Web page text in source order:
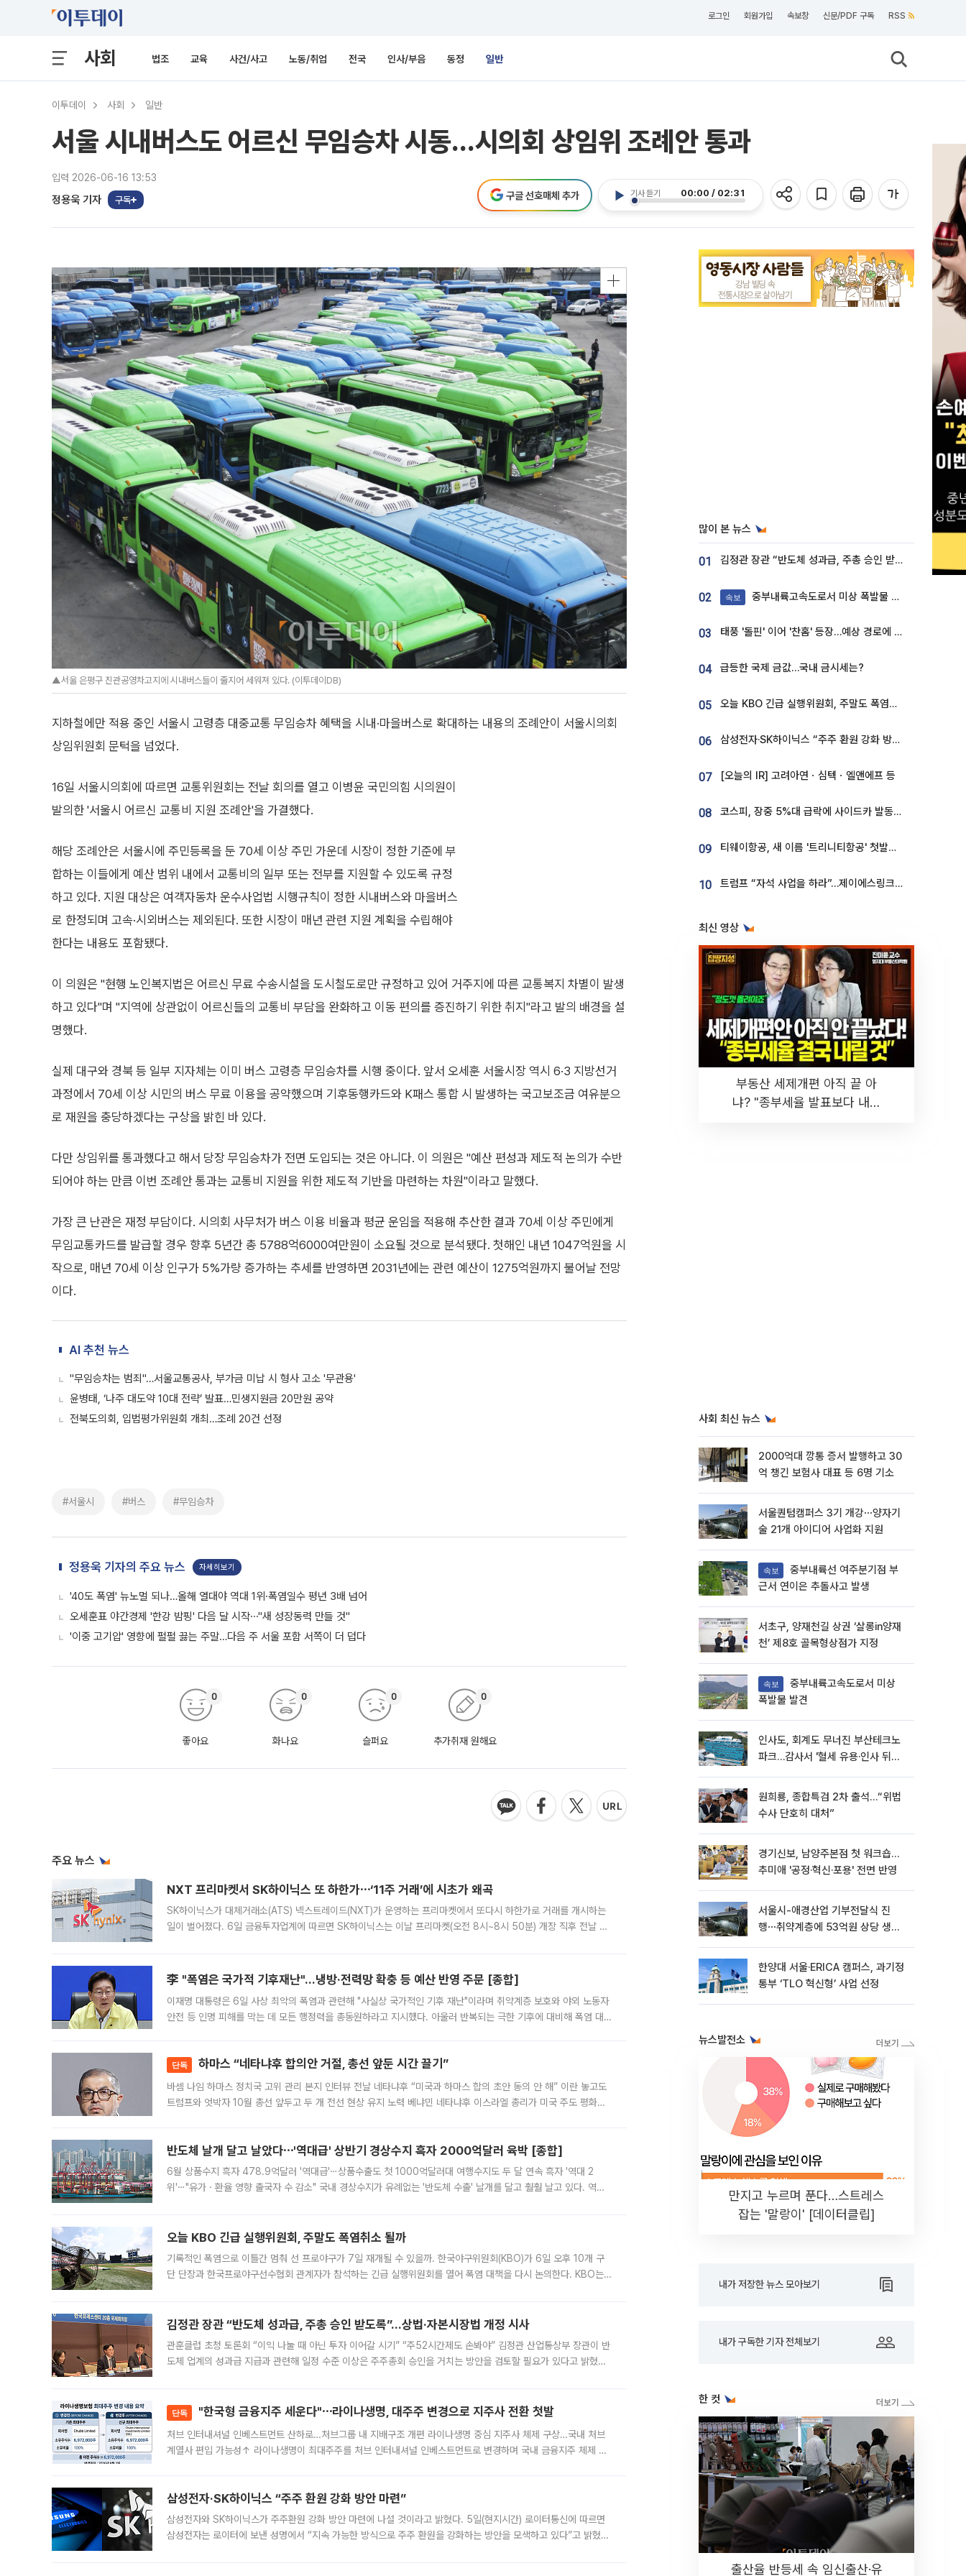
로그인 회원가입 속보창 신문/PDF 구독 RSS
사회 법조 교육 사건/사고 노동/취업 전국 인사/부음 동정 일반
이투데이 사회 일반
서울 시내버스도 어르신 무임승차 시동…시의회 상임위 조례안 통과
입력 2026-06-16 13:53
정용욱 기자 구독
기사 듣기 00:00 / 02:31
구글 선호매체 추가
▲서울 은평구 진관공영차고지에 시내버스들이 줄지어 세워져 있다. (이투데이DB)
지하철에만 적용 중인 서울시 고령층 대중교통 무임승차 혜택을 시내·마을버스로 확대하는 내용의 조례안이 서울시의회
상임위원회 문턱을 넘었다.
16일 서울시의회에 따르면 교통위원회는 전날 회의를 열고 이병윤 국민의힘 시의원이
발의한 '서울시 어르신 교통비 지원 조례안'을 가결했다.
해당 조례안은 서울시에 주민등록을 둔 70세 이상 주민 가운데 시장이 정한 기준에 부
합하는 이들에게 예산 범위 내에서 교통비의 일부 또는 전부를 지원할 수 있도록 규정
하고 있다. 지원 대상은 여객자동차 운수사업법 시행규칙이 정한 시내버스와 마을버스
로 한정되며 고속·시외버스는 제외된다. 또한 시장이 매년 관련 지원 계획을 수립해야
한다는 내용도 포함됐다.
이 의원은 "현행 노인복지법은 어르신 무료 수송시설을 도시철도로만 규정하고 있어 거주지에 따른 교통복지 차별이 발생
하고 있다"며 "지역에 상관없이 어르신들의 교통비 부담을 완화하고 이동 편의를 증진하기 위한 취지"라고 발의 배경을 설
명했다.
실제 대구와 경북 등 일부 지자체는 이미 버스 고령층 무임승차를 시행 중이다. 앞서 오세훈 서울시장 역시 6·3 지방선거
과정에서 70세 이상 시민의 버스 무료 이용을 공약했으며 기후동행카드와 K패스 통합 시 발생하는 국고보조금 여유분으
로 재원을 충당하겠다는 구상을 밝힌 바 있다.
다만 상임위를 통과했다고 해서 당장 무임승차가 전면 도입되는 것은 아니다. 이 의원은 "예산 편성과 제도적 논의가 수반
되어야 하는 만큼 이번 조례안 통과는 교통비 지원을 위한 제도적 기반을 마련하는 차원"이라고 말했다.
가장 큰 난관은 재정 부담이다. 시의회 사무처가 버스 이용 비율과 평균 운임을 적용해 추산한 결과 70세 이상 주민에게
무임교통카드를 발급할 경우 향후 5년간 총 5788억6000여만원이 소요될 것으로 분석됐다. 첫해인 내년 1047억원을 시
작으로, 매년 70세 이상 인구가 5%가량 증가하는 추세를 반영하면 2031년에는 관련 예산이 1275억원까지 불어날 전망
이다.
AI 추천 뉴스
"무임승차는 범죄"…서울교통공사, 부가금 미납 시 형사 고소 '무관용'
윤병태, ‘나주 대도약 10대 전략’ 발표…민생지원금 20만원 공약
전북도의회, 입법평가위원회 개최…조례 20건 선정
#서울시 #버스 #무임승차
정용욱 기자의 주요 뉴스 자세히보기
'40도 폭염' 뉴노멀 되나…올해 열대야 역대 1위·폭염일수 평년 3배 넘어
오세훈표 야간경제 '한강 밤핑' 다음 달 시작⋯"새 성장동력 만들 것"
'이중 고기압' 영향에 펄펄 끓는 주말…다음 주 서울 포함 서쪽이 더 덥다
좋아요
0
화나요
0
슬퍼요
0
추가취재 원해요
0
주요 뉴스
NXT 프리마켓서 SK하이닉스 또 하한가⋯‘11주 거래’에 시초가 왜곡
SK하이닉스가 대체거래소(ATS) 넥스트레이드(NXT)가 운영하는 프리마켓에서 또다시 하한가로 거래를 개시하는
일이 벌어졌다. 6일 금융투자업계에 따르면 SK하이닉스는 이날 프리마켓(오전 8시~8시 50분) 개장 직후 전날 정
李 "폭염은 국가적 기후재난"…냉방·전력망 확충 등 예산 반영 주문 [종합]
이재명 대통령은 6일 사상 최악의 폭염과 관련해 "사실상 국가적인 기후 재난"이라며 취약계층 보호와 야외 노동자
안전 등 인명 피해를 막는 데 모든 행정력을 총동원하라고 지시했다. 아울러 반복되는 극한 기후에 대비해 폭염 대응
단독 하마스 “네타냐후 합의안 거절, 총선 앞둔 시간 끌기”
바셈 나임 하마스 정치국 고위 관리 본지 인터뷰 전날 네타냐후 “미국과 하마스 합의 초안 동의 안 해” 이란 놓고도
트럼프와 엇박자 10월 총선 앞두고 두 개 전선 현상 유지 노력 베냐민 네타냐후 이스라엘 총리가 미국 주도 평화위
반도체 날개 달고 날았다⋯'역대급' 상반기 경상수지 흑자 2000억달러 육박 [종합]
6월 상품수지 흑자 478.9억달러 '역대급'⋯상품수출도 첫 1000억달러대 여행수지도 두 달 연속 흑자 '역대 2
위'⋯"유가ㆍ환율 영향 출국자 수 감소" 국내 경상수지가 유례없는 '반도체 수출' 날개를 달고 훨훨 날고 있다. 역대
오늘 KBO 긴급 실행위원회, 주말도 폭염취소 될까
기록적인 폭염으로 이틀간 멈춰 선 프로야구가 7일 재개될 수 있을까. 한국야구위원회(KBO)가 6일 오후 10개 구
단 단장과 한국프로야구선수협회 관계자가 참석하는 긴급 실행위원회를 열어 폭염 대책을 다시 논의한다. KBO는
김정관 장관 “반도체 성과급, 주총 승인 받도록”…상법·자본시장법 개정 시사
관훈클럽 초청 토론회 “이익 나눌 때 아닌 투자 이어갈 시기” “주52시간제도 손봐야” 김정관 산업통상부 장관이 반
도체 업계의 성과급 지급과 관련해 일정 수준 이상은 주주총회 승인을 거치는 방안을 검토할 필요가 있다고 밝혔다.
단독 "한국형 금융지주 세운다"⋯라이나생명, 대주주 변경으로 지주사 전환 첫발
처브 인터내셔널 인베스트먼트 산하로…처브그룹 내 지배구조 개편 라이나생명 중심 지주사 체제 구상…국내 처브
계열사 편입 가능성↑ 라이나생명이 최대주주를 처브 인터내셔널 인베스트먼트로 변경하며 국내 금융지주 체제 구
삼성전자·SK하이닉스 “주주 환원 강화 방안 마련”
삼성전자와 SK하이닉스가 주주환원 강화 방안 마련에 나설 것이라고 밝혔다. 5일(현지시간) 로이터통신에 따르면
삼성전자는 로이터에 보낸 성명에서 “지속 가능한 방식으로 주주 환원을 강화하는 방안을 모색하고 있다”고 밝혔다.
많이 본 뉴스
01 김정관 장관 “반도체 성과급, 주총 승인 받도록”…상법·자본시장법 개정 시사
02 속보 중부내륙고속도로서 미상 폭발물 발견
03 태풍 '돌핀' 이어 '찬홈' 등장…예상 경로에 한국 '한숨'
04 급등한 국제 금값…국내 금시세는?
05 오늘 KBO 긴급 실행위원회, 주말도 폭염취소 될까
06 삼성전자·SK하이닉스 “주주 환원 강화 방안 마련”
07 [오늘의 IR] 고려아연ㆍ심텍ㆍ엘앤에프 등
08 코스피, 장중 5%대 급락에 사이드카 발동…삼성·SK 동반 폭락
09 티웨이항공, 새 이름 '트리니티항공' 첫발…SSC 전략 본격화
10 트럼프 “자석 사업을 하라”…제이에스링크, 비중국 영구자석 공급망 구축 속도
최신 영상
부동산 세제개편 아직 끝 아
냐? "종부세율 발표보다 내릴
사회 최신 뉴스
2000억대 깡통 증서 발행하고 30
억 챙긴 보험사 대표 등 6명 기소
서울퀀텀캠퍼스 3기 개강⋯양자기
술 21개 아이디어 사업화 지원
속보
근서 연이은 추돌사고 발생
서초구, 양재천길 상권 ‘살롱in양재
천’ 제8호 골목형상점가 지정
속보
폭발물 발견
인사도, 회계도 무너진 부산테크노
파크…감사서 '혈세 유용·인사 뒤집
원희룡, 종합특검 2차 출석…“위법
수사 단호히 대처”
경기신보, 남양주본점 첫 워크숍…
추미애 '공정·혁신·포용' 전면 반영
서울시-애경산업 기부전달식 진
행⋯취약계층에 53억원 상당 생활
한양대 서울·ERICA 캠퍼스, 과기정
통부 ‘TLO 혁신형’ 사업 선정
뉴스발전소
만지고 누르며 푼다…스트레스
잡는 '말랑이' [데이터클립]
내가 저장한 뉴스 모아보기
내가 구독한 기자 전체보기
한 컷
출산율 반등세 속 임신출산·유